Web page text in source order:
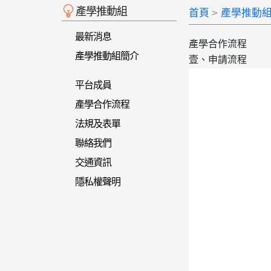
產學推動組
最新消息
產學推動組簡介
平台成員
產學合作流程
法規及表單
聯絡我們
交通資訊
隱私權聲明
首頁 產學推動
產學合作流程
壹、申請流程